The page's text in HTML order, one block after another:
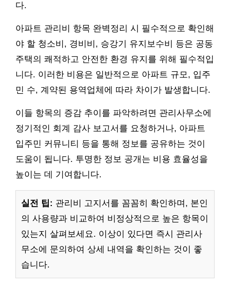
다.
아파트 관리비 항목 완벽정리 시 필수적으로 확인해
야 할 청소비, 경비비, 승강기 유지보수비 등은 공동
주택의 쾌적하고 안전한 환경 유지를 위해 필수적입
니다. 이러한 비용은 일반적으로 아파트 규모, 입주
민 수, 계약된 용역업체에 따라 차이가 발생합니다.
이들 항목의 증감 추이를 파악하려면 관리사무소에
정기적인 회계 감사 보고서를 요청하거나, 아파트
입주민 커뮤니티 등을 통해 정보를 공유하는 것이
도움이 됩니다. 투명한 정보 공개는 비용 효율성을
높이는 데 기여합니다.
실전 팁: 관리비 고지서를 꼼꼼히 확인하며, 본인
의 사용량과 비교하여 비정상적으로 높은 항목이
있는지 살펴보세요. 이상이 있다면 즉시 관리사
무소에 문의하여 상세 내역을 확인하는 것이 좋
습니다.